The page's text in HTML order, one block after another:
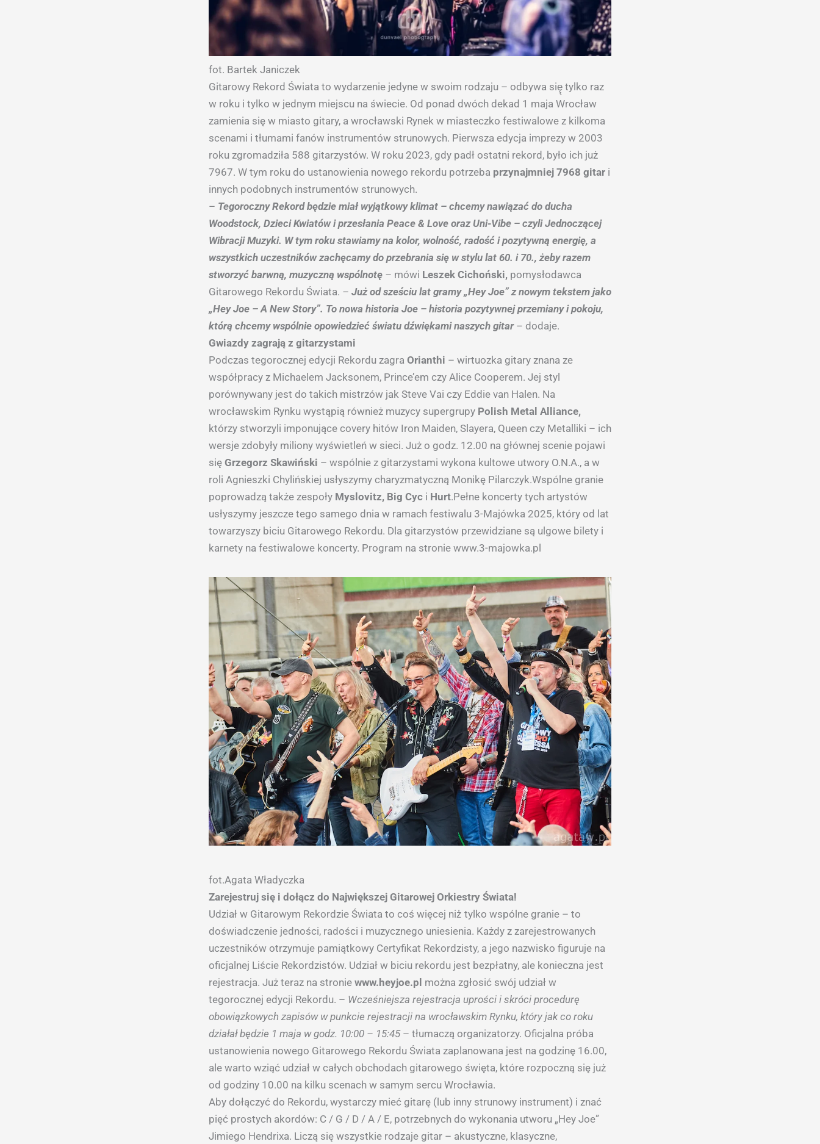
fot. Bartek Janiczek
Gitarowy Rekord Świata to wydarzenie jedyne w swoim rodzaju – odbywa się̨ tylko raz
w roku i tylko w jednym miejscu na świecie. Od ponad dwóch dekad 1 maja Wrocław
zamienia się w miasto gitary, a wrocławski Rynek w miasteczko festiwalowe z kilkoma
scenami i tłumami fanów instrumentów strunowych. Pierwsza edycja imprezy w 2003
roku zgromadziła 588 gitarzystów. W roku 2023, gdy padł ostatni rekord, było ich już
7967. W tym roku do ustanowienia nowego rekordu potrzeba przynajmniej 7968 gitar i
innych podobnych instrumentów strunowych.
– Tegoroczny Rekord będzie miał wyjątkowy klimat – chcemy nawiązać do ducha
Woodstock, Dzieci Kwiatów i przesłania Peace & Love oraz Uni-Vibe – czyli Jednoczącej
Wibracji Muzyki. W tym roku stawiamy na kolor, wolność, radość i pozytywną energię, a
wszystkich uczestników zachęcamy do przebrania się w stylu lat 60. i 70., żeby razem
stworzyć barwną, muzyczną wspólnotę – mówi Leszek Cichoński, pomysłodawca
Gitarowego Rekordu Świata. – Już od sześciu lat gramy „Hey Joe” z nowym tekstem jako
„Hey Joe – A New Story”. To nowa historia Joe – historia pozytywnej przemiany i pokoju,
którą chcemy wspólnie opowiedzieć światu dźwiękami naszych gitar – dodaje.
Gwiazdy zagrają z gitarzystami
Podczas tegorocznej edycji Rekordu zagra Orianthi – wirtuozka gitary znana ze
współpracy z Michaelem Jacksonem, Prince’em czy Alice Cooperem. Jej styl
porównywany jest do takich mistrzów jak Steve Vai czy Eddie van Halen. Na
wrocławskim Rynku wystąpią również muzycy supergrupy Polish Metal Alliance,
którzy stworzyli imponujące covery hitów Iron Maiden, Slayera, Queen czy Metalliki – ich
wersje zdobyły miliony wyświetleń w sieci. Już o godz. 12.00 na głównej scenie pojawi
się Grzegorz Skawiński – wspólnie z gitarzystami wykona kultowe utwory O.N.A., a w
roli Agnieszki Chylińskiej usłyszymy charyzmatyczną Monikę Pilarczyk.Wspólne granie
poprowadzą także zespoły Myslovitz, Big Cyc i Hurt.Pełne koncerty tych artystów
usłyszymy jeszcze tego samego dnia w ramach festiwalu 3-Majówka 2025, który od lat
towarzyszy biciu Gitarowego Rekordu. Dla gitarzystów przewidziane są ulgowe bilety i
karnety na festiwalowe koncerty. Program na stronie www.3-majowka.pl
fot.Agata Władyczka
Zarejestruj się i dołącz do Największej Gitarowej Orkiestry Świata!
Udział w Gitarowym Rekordzie Świata to coś więcej niż̇ tylko wspólne granie – to
doświadczenie jedności, radości i muzycznego uniesienia. Każdy z zarejestrowanych
uczestników otrzymuje pamiątkowy Certyfikat Rekordzisty, a jego nazwisko figuruje na
oficjalnej Liście Rekordzistów. Udział w biciu rekordu jest bezpłatny, ale konieczna jest
rejestracja. Już teraz na stronie www.heyjoe.pl można zgłosić swój udział w
tegorocznej edycji Rekordu. – Wcześniejsza rejestracja uprości i skróci procedurę
obowiązkowych zapisów w punkcie rejestracji na wrocławskim Rynku, który jak co roku
działał będzie 1 maja w godz. 10:00 – 15:45– tłumaczą organizatorzy. Oficjalna próba
ustanowienia nowego Gitarowego Rekordu Świata zaplanowana jest na godzinę 16.00,
ale warto wziąć udział w całych obchodach gitarowego święta, które rozpoczną się już
od godziny 10.00 na kilku scenach w samym sercu Wrocławia.
Aby dołączyć do Rekordu, wystarczy mieć gitarę (lub inny strunowy instrument) i znać
pięć prostych akordów: C / G / D / A / E, potrzebnych do wykonania utworu „Hey Joe”
Jimiego Hendrixa. Liczą się wszystkie rodzaje gitar – akustyczne, klasyczne,